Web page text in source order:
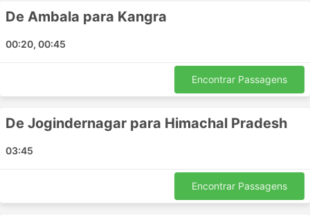
Os ônibus da AN Holidays percorre várias rotas e aqui
Delhi - Dharamshala
Dharamshala - Delhi
Palampur Himachal Pradesh - Baijnath
Rupnagar - Chandigarh
De Ambala para Kangra
00:20, 00:45
Encontrar Passagens
De Jogindernagar para Himachal Pradesh
03:45
Encontrar Passagens